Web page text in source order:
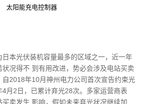
太阳能充电控制器
本光伏装机容量最多的区域之一，近一年
状况得不 到有用改进，势必会涉及电站买卖
自2018年10月神州电力公司首次宣告约束光
月2日，已累计弃光28次。多家运营商表
买卖发生 影响，假如未来弃光状况继续加